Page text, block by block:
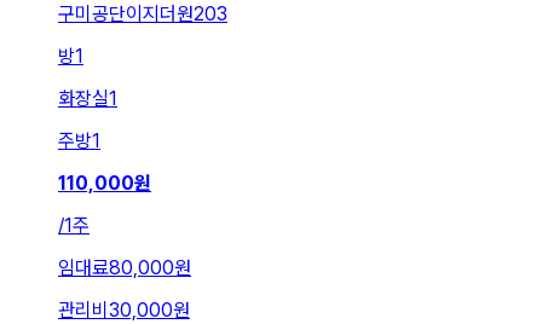
구미공단이지더원203
방1
화장실1
주방1
110,000원
/1주
임대료80,000원
관리비 30,000원